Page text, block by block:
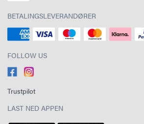
BETALINGSLEVERANDØRER
FOLLOW US
Trustpilot
LAST NED APPEN